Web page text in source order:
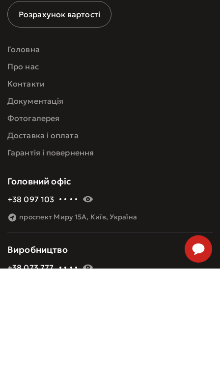
Розрахунок вартості
Головна
Про нас
Контакти
Документація
Фотогалерея
Доставка і оплата
Гарантія і повернення
Головний офіс
+38 097 103 60 09
проспект Миру 15А, Київ, Україна
Виробництво
+38 073 777 48 08